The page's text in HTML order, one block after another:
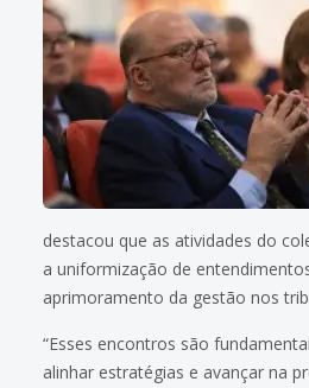
destacou que as atividades do
a uniformização de
aprimoramento da gestão nos
“Esses encontros são
alinhar estratégias e avançar na